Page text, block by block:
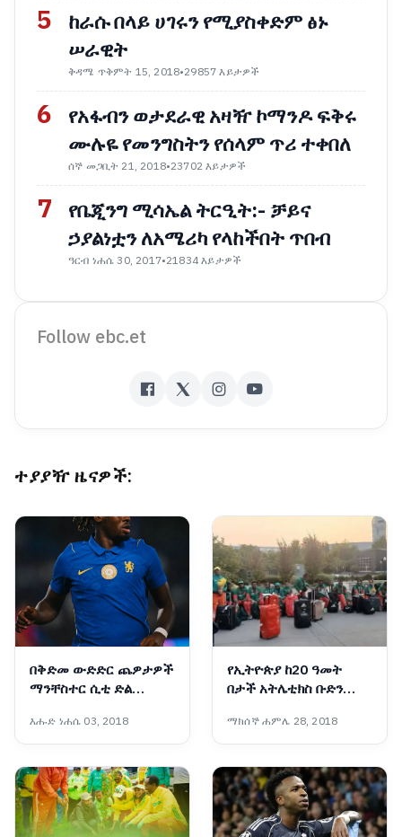
5
ከራሱ በላይ ሀገሩን የሚያስቀድም ፅኑ
ሠራዊት
ቅዳሜ ጥቅምት 15, 2018•29857 እይታዎች
6
የአፋብን ወታደራዊ አዛዥ ኮማንዶ ፍቅሩ
ሙሉዬ የመንግስትን የሰላም ጥሪ ተቀበለ
ሰኞ መጋቢት 21, 2018•23702 እይታዎች
7
የቤጂንግ ሚሳኤል ትርዒት:- ቻይና
ኃያልነቷን ለአሜሪካ የላከችበት ጥበብ
ዓርብ ነሐሴ 30, 2017•21834 እይታዎች
Follow ebc.et
ተያያዥ ዜናዎች:
በቅድመ ውድድር ጨዎታዎች
ማንቸስተር ሲቲ ድል
ተለያይቷል
እሑድ ነሐሴ 03, 2018
የኢትዮጵያ ከ20 ዓመት
በታች አትሌቲክስ ቡድን
ማክሰኞ ሐምሌ 28, 2018